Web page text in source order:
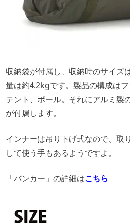
収納袋が付属し、収納時のサイズ
量は約4.2kgです。製品の構成は
テント、ポール。それにアルミ製
が付属します。
インナーは吊り下げ式なので、取
して使う手もあるようですよ。
「バンカー」の詳細はこちら